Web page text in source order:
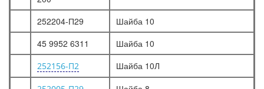
252204-П29
Шайба 10
45 9952 6311
Шайба 10
252156-П2 Шайба 10Л